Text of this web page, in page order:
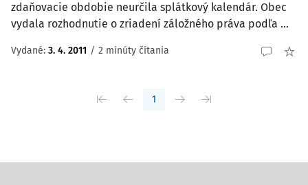
zdaňovacie obdobie neurčila splátkový kalendár. Obec
vydala rozhodnutie o zriadení záložného práva podľa ...
Vydané: 3. 4. 2011 / 2 minúty čítania
1